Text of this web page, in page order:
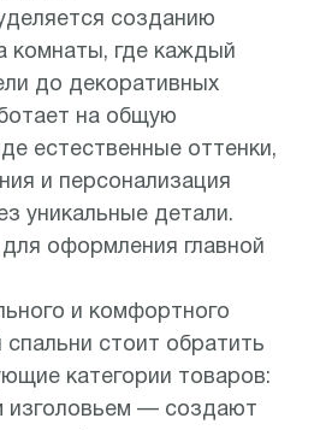
созданию
комнаты, где каждый
до декоративных
на общую
естественные оттенки,
и персонализация
уникальные детали.
оформления главной
и комфортного
спальни стоит обратить
категории товаров:
изголовьем — создают